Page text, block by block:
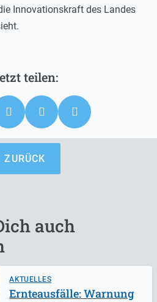
Innovationskraft des Landes
ZURÜCK
auch
AKTUELLES
Ernteausfälle: Warnung